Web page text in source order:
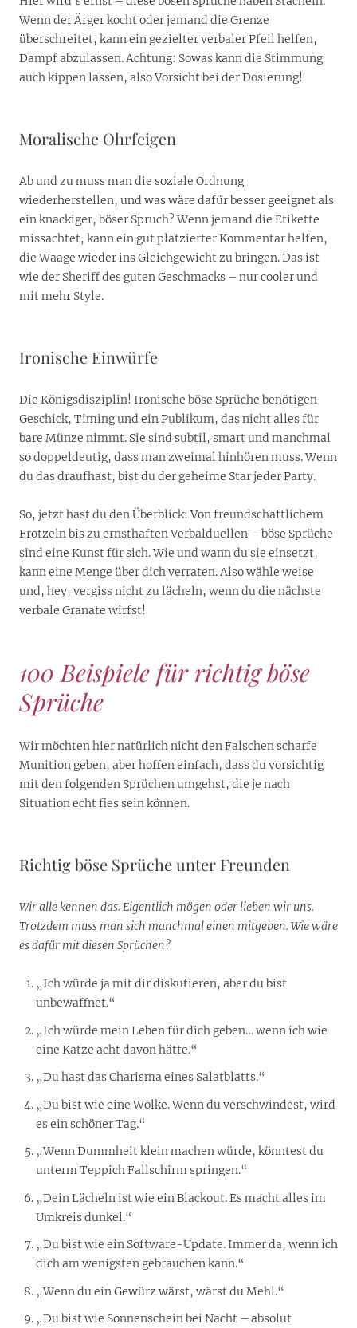
Wenn der Ärger kocht oder jemand die Grenze
überschreitet, kann ein gezielter verbaler Pfeil helfen,
Dampf abzulassen. Achtung: Sowas kann die Stimmung
auch kippen lassen, also Vorsicht bei der Dosierung!
Moralische Ohrfeigen
Ab und zu muss man die soziale Ordnung
wiederherstellen, und was wäre dafür besser geeignet als
ein knackiger, böser Spruch? Wenn jemand die Etikette
missachtet, kann ein gut platzierter Kommentar helfen,
die Waage wieder ins Gleichgewicht zu bringen. Das ist
wie der Sheriff des guten Geschmacks – nur cooler und
mit mehr Style.
Ironische Einwürfe
Die Königsdisziplin! Ironische böse Sprüche benötigen
Geschick, Timing und ein Publikum, das nicht alles für
bare Münze nimmt. Sie sind subtil, smart und manchmal
so doppeldeutig, dass man zweimal hinhören muss. Wenn
du das draufhast, bist du der geheime Star jeder Party.
So, jetzt hast du den Überblick: Von freundschaftlichem
Frotzeln bis zu ernsthaften Verbalduellen – böse Sprüche
sind eine Kunst für sich. Wie und wann du sie einsetzt,
kann eine Menge über dich verraten. Also wähle weise
und, hey, vergiss nicht zu lächeln, wenn du die nächste
verbale Granate wirfst!
100 Beispiele für richtig böse
Sprüche
Wir möchten hier natürlich nicht den Falschen scharfe
Munition geben, aber hoffen einfach, dass du vorsichtig
mit den folgenden Sprüchen umgehst, die je nach
Situation echt fies sein können.
Richtig böse Sprüche unter Freunden
Wir alle kennen das. Eigentlich mögen oder lieben wir uns.
Trotzdem muss man sich manchmal einen mitgeben. Wie wäre
es dafür mit diesen Sprüchen?
„Ich würde ja mit dir diskutieren, aber du bist
unbewaffnet.“
„Ich würde mein Leben für dich geben… wenn ich wie
eine Katze acht davon hätte.“
„Du hast das Charisma eines Salatblatts.“
„Du bist wie eine Wolke. Wenn du verschwindest, wird
es ein schöner Tag.“
„Wenn Dummheit klein machen würde, könntest du
unterm Teppich Fallschirm springen.“
„Dein Lächeln ist wie ein Blackout. Es macht alles im
Umkreis dunkel.“
„Du bist wie ein Software-Update. Immer da, wenn ich
dich am wenigsten gebrauchen kann.“
„Wenn du ein Gewürz wärst, wärst du Mehl.“
„Du bist wie Sonnenschein bei Nacht – absolut